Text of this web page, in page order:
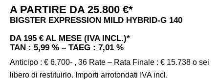
A PARTIRE DA 25.800 €*
BIGSTER EXPRESSION MILD HYBRID-G 140
DA 195 € AL MESE (IVA INCL.)*
TAN : 5,99 % – TAEG : 7,01 %
Anticipo : € 6.700- , 36 Rate – Rata Finale : € 15.738 o sei
libero di restituirlo. Importi arrotondati IVA incl.